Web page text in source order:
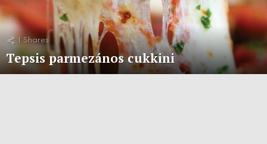
1 Shares
Tepsis parmezános cukkini